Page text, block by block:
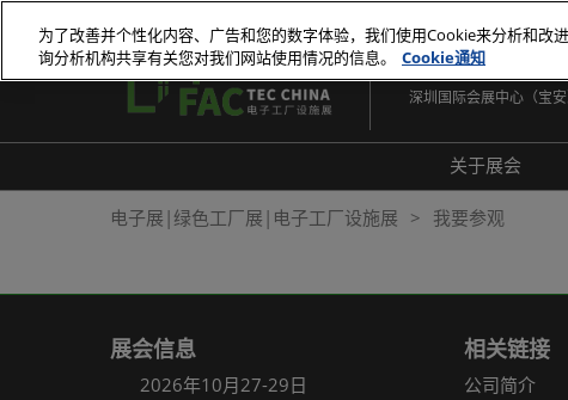
接
跳
容
2026年10月27-29日
深圳国际会展中心（宝安
关于展会
展会介绍
常见问题
电子展|绿色工厂展|电子工厂设施展 我要参观
展会信息
2026年10月27-29日
相关链接
公司简介
为了改善并个性化内容、广告和您的数字体验，我们使用Cookie来分析和改
询分析机构共享有关您对我们网站使用情况的信息。
Cookie通知